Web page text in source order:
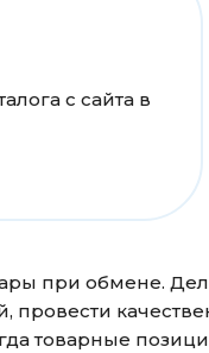
с сайта в
при обмене.
провести
товарные